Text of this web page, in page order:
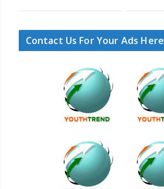
Contact Us For Your Ads Here